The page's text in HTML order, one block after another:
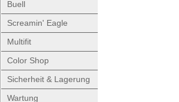
Buell
Screamin' Eagle
Multifit
Color Shop
Sicherheit & Lagerung
Wartung